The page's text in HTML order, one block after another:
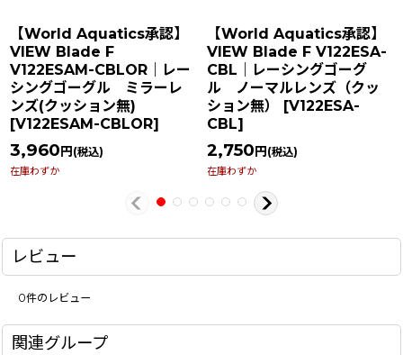
【World Aquatics承認】
VIEW Blade F
V122ESAM-CBLOR｜レー
シングゴーグル ミラーレ
ンズ(クッション無)
[V122ESAM-CBLOR]
3,960円(税込)
在庫わずか
【World Aquatics承認】
VIEW Blade F V122ESA-
CBL｜レーシングゴーグ
ル ノーマルレンズ（クッ
ション無）
[V122ESA-
CBL]
2,750円(税込)
在庫わずか
レビュー
0件のレビュー
関連グループ